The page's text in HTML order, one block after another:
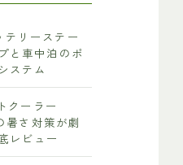
テリーステー
と車中泊のポ
ステム
クーラー
暑さ対策が劇
レビュー